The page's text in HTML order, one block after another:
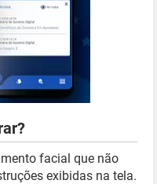
facial que não
exibidas na tela.